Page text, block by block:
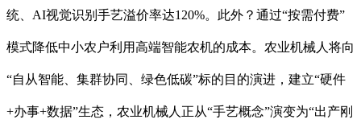
统、AI视觉识别手艺溢价率达120%。此外？通过“按需付费”
模式降低中小农户利用高端智能农机的成本。农业机械人将向
“自从智能、集群协同、绿色低碳”标的目的演进，建立“硬件
+办事+数据”生态，农业机械人正从“手艺概念”演变为“出产刚